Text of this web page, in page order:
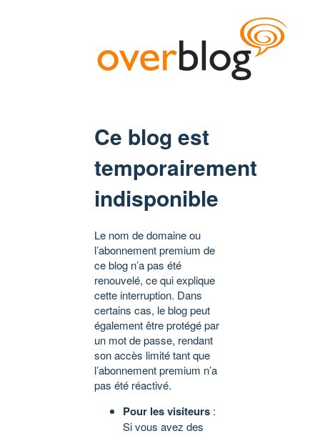
Ce blog est
temporairement
indisponible
Le nom de domaine ou
l’abonnement premium de
ce blog n’a pas été
renouvelé, ce qui explique
cette interruption. Dans
certains cas, le blog peut
également être protégé par
un mot de passe, rendant
son accès limité tant que
l’abonnement premium n’a
pas été réactivé.
Pour les visiteurs :
Si vous avez des